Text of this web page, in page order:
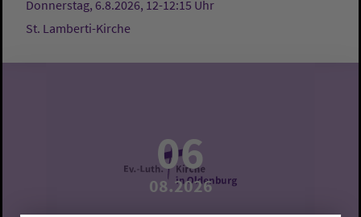
Donnerstag, 6.8.2026, 12-12:15 Uhr
St. Lamberti-Kirche
06
08.2026